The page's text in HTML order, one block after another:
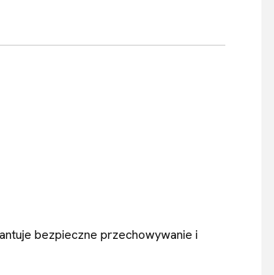
bezpieczne przechowywanie i